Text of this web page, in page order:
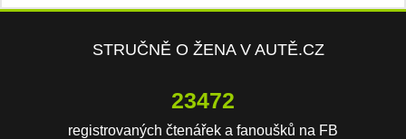
STRUČNĚ O ŽENA V AUTĚ.CZ
23472
registrovaných čtenářek a fanoušků na FB